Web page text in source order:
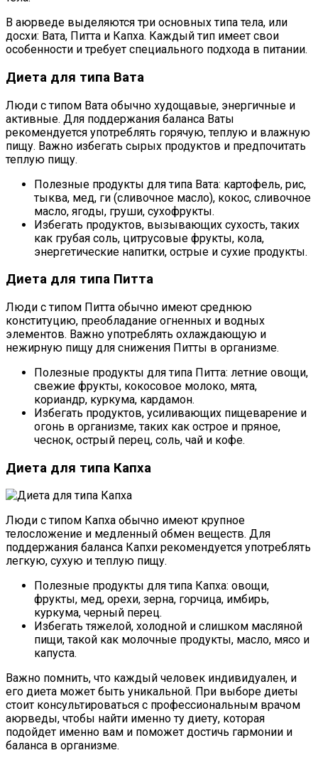
В аюрведе выделяются три основных типа тела, или
досхи: Вата, Питта и Капха. Каждый тип имеет свои
особенности и требует специального подхода в питании.
Диета для типа Вата
Люди с типом Вата обычно худощавые, энергичные и
активные. Для поддержания баланса Ваты
рекомендуется употреблять горячую, теплую и влажную
пищу. Важно избегать сырых продуктов и предпочитать
теплую пищу.
Полезные продукты для типа Вата: картофель, рис,
тыква, мед, ги (сливочное масло), кокос, сливочное
масло, ягоды, груши, сухофрукты.
Избегать продуктов, вызывающих сухость, таких
как грубая соль, цитрусовые фрукты, кола,
энергетические напитки, острые и сухие продукты.
Диета для типа Питта
Люди с типом Питта обычно имеют среднюю
конституцию, преобладание огненных и водных
элементов. Важно употреблять охлаждающую и
нежирную пищу для снижения Питты в организме.
Полезные продукты для типа Питта: летние овощи,
свежие фрукты, кокосовое молоко, мята,
кориандр, куркума, кардамон.
Избегать продуктов, усиливающих пищеварение и
огонь в организме, таких как острое и пряное,
чеснок, острый перец, соль, чай и кофе.
Диета для типа Капха
Люди с типом Капха обычно имеют крупное
телосложение и медленный обмен веществ. Для
поддержания баланса Капхи рекомендуется употреблять
легкую, сухую и теплую пищу.
Полезные продукты для типа Капха: овощи,
фрукты, мед, орехи, зерна, горчица, имбирь,
куркума, черный перец.
Избегать тяжелой, холодной и слишком масляной
пищи, такой как молочные продукты, масло, мясо и
капуста.
Важно помнить, что каждый человек индивидуален, и
его диета может быть уникальной. При выборе диеты
стоит консультироваться с профессиональным врачом
аюрведы, чтобы найти именно ту диету, которая
подойдет именно вам и поможет достичь гармонии и
баланса в организме.